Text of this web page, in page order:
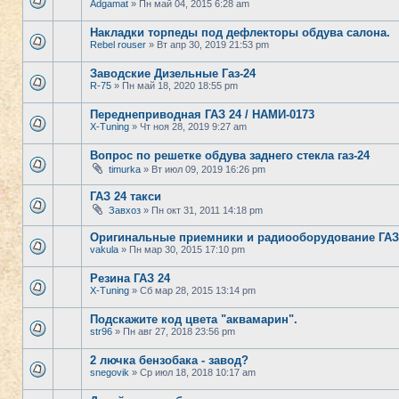
Adgamat » Пн май 04, 2015 6:28 am
Накладки торпеды под дефлекторы обдува салона.
Rebel rouser » Вт апр 30, 2019 21:53 pm
Заводские Дизельные Газ-24
R-75 » Пн май 18, 2020 18:55 pm
Переднеприводная ГАЗ 24 / НАМИ-0173
X-Tuning » Чт ноя 28, 2019 9:27 am
Вопрос по решетке обдува заднего стекла газ-24
timurka » Вт июл 09, 2019 16:26 pm
ГАЗ 24 такси
Завхоз » Пн окт 31, 2011 14:18 pm
Оригинальные приемники и радиооборудование
vakula » Пн мар 30, 2015 17:10 pm
Резина ГАЗ 24
X-Tuning » Сб мар 28, 2015 13:14 pm
Подскажите код цвета "аквамарин".
str96 » Пн авг 27, 2018 23:56 pm
2 лючка бензобака - завод?
snegovik » Ср июл 18, 2018 10:17 am